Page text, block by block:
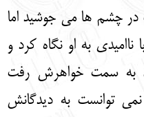
چشم ها می جوشید اما
به او نگاه کرد و
به سمت خواهرش رفت
توانست به دیدگانش